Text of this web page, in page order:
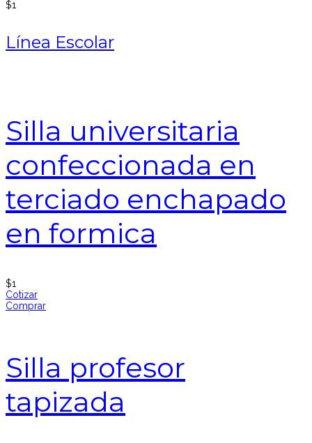
$1
Línea Escolar
Silla universitaria
confeccionada en
terciado enchapado
en formica
$1
Cotizar
Comprar
Silla profesor
tapizada